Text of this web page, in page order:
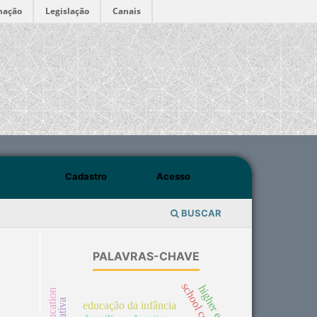
Legislação Canais
BUSCAR
Cadastro Acesso
PALAVRAS-CHAVE
educação da infância